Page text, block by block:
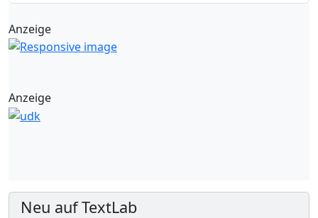
Anzeige
Anzeige
Neu auf TextLab